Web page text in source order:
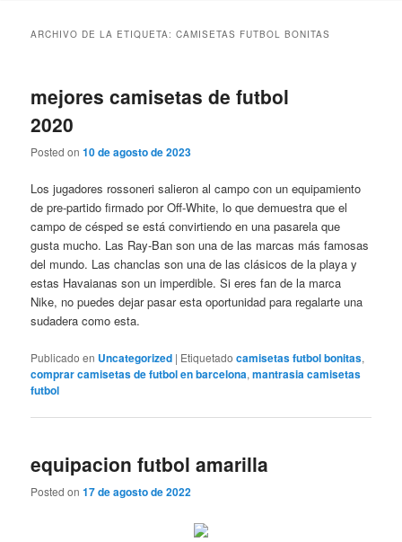
ARCHIVO DE LA ETIQUETA:CAMISETAS FUTBOL BONITAS
mejores camisetas de futbol
2020
Posted on10 de agosto de 2023
Los jugadores rossoneri salieron al campo con un equipamiento
de pre-partido firmado por Off-White, lo que demuestra que el
campo de césped se está convirtiendo en una pasarela que
gusta mucho. Las Ray-Ban son una de las marcas más famosas
del mundo. Las chanclas son una de las clásicos de la playa y
estas Havaianas son un imperdible. Si eres fan de la marca
Nike, no puedes dejar pasar esta oportunidad para regalarte una
sudadera como esta.
Publicado en Uncategorized | Etiquetado camisetas futbol bonitas,
comprar camisetas de futbol en barcelona,mantrasia camisetas
futbol
equipacion futbol amarilla
Posted on17 de agosto de 2022